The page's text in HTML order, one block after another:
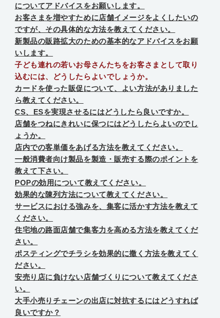
についてアドバイスをお願いします。
お客さまを増やすために店舗イメージをよくしたいの
ですが、その具体的な方法を教えてください。
新製品の販路拡大のための基本的なアドバイスをお願
いします。
子ども連れの若いお母さんたちをお客さまとして取り
込むには、どうしたらよいでしょうか。
カードを使った販促について、よい方法がありました
ら教えてください。
CS、ESを実現させるにはどうしたら良いですか。
店舗をつねにきれいに保つにはどうしたらよいのでし
ょうか。
店内での客単価をあげる方法を教えてください。
一般消費者向け製品を製造・販売する際のポイントを
教えて下さい。
POPの効用について教えてください。
効果的な陳列方法について教えてください。
サービスにおける強みを、集客に活かす方法を教えて
ください。
住宅地の路面店舗で集客力を高める方法を教えてくだ
さい。
ポスティングでチラシを効果的に撒く方法を教えてく
ださい。
安売り店に負けない店舗づくりについて教えてくださ
い。
大手小売りチェーンの出店に対抗するにはどうすれば
良いですか？